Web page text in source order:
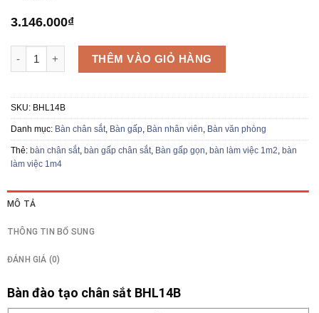
3.146.000₫
Bàn gấp chân sắt BHL14B số lượng
THÊM VÀO GIỎ HÀNG
SKU: BHL14B
Danh mục: Bàn chân sắt, Bàn gấp, Bàn nhân viên, Bàn văn phòng
Thẻ: bàn chân sắt, bàn gấp chân sắt, Bàn gấp gọn, bàn làm việc 1m2, bàn
làm việc 1m4
MÔ TẢ
THÔNG TIN BỔ SUNG
ĐÁNH GIÁ (0)
Bàn đào tạo chân sắt BHL14B